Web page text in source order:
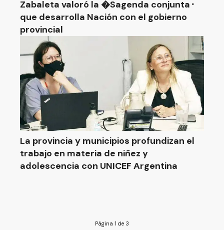
Zabaleta valoró la �Sagenda conjunta⬝
que desarrolla Nación con el gobierno
provincial
La provincia y municipios profundizan el
trabajo en materia de niñez y
adolescencia con UNICEF Argentina
Página 1 de 3